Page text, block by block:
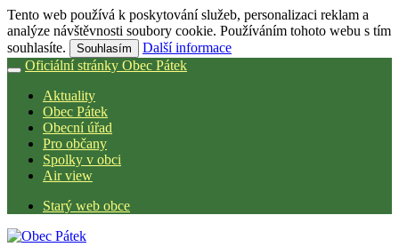
Tento web používá k poskytování služeb, personalizaci reklam a
analýze návštěvnosti soubory cookie. Používáním tohoto webu s tím
souhlasíte.
Souhlasím
Další informace
Oficiální stránky Obec Pátek
Aktuality
Obec Pátek
Obecní úřad
Pro občany
Spolky v obci
Air view
Starý web obce